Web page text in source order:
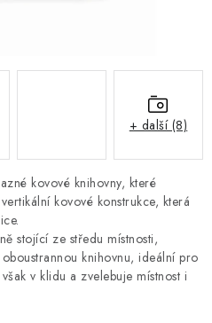
kovové knihovny, které
kovové konstrukce, která
stojící ze středu místnosti,
knihovnu, ideální pro
v klidu a zvelebuje místnost i
+ další (8)